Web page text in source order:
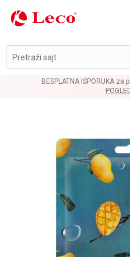
Pretraži sajt
za porudžbine veće od 3.000 rsd